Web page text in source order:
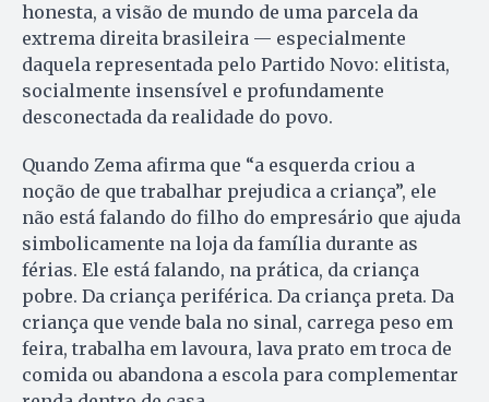
honesta, a visão de mundo de uma parcela da
extrema direita brasileira — especialmente
daquela representada pelo Partido Novo: elitista,
socialmente insensível e profundamente
desconectada da realidade do povo.
Quando Zema afirma que “a esquerda criou a
noção de que trabalhar prejudica a criança”, ele
não está falando do filho do empresário que ajuda
simbolicamente na loja da família durante as
férias. Ele está falando, na prática, da criança
pobre. Da criança periférica. Da criança preta. Da
criança que vende bala no sinal, carrega peso em
feira, trabalha em lavoura, lava prato em troca de
comida ou abandona a escola para complementar